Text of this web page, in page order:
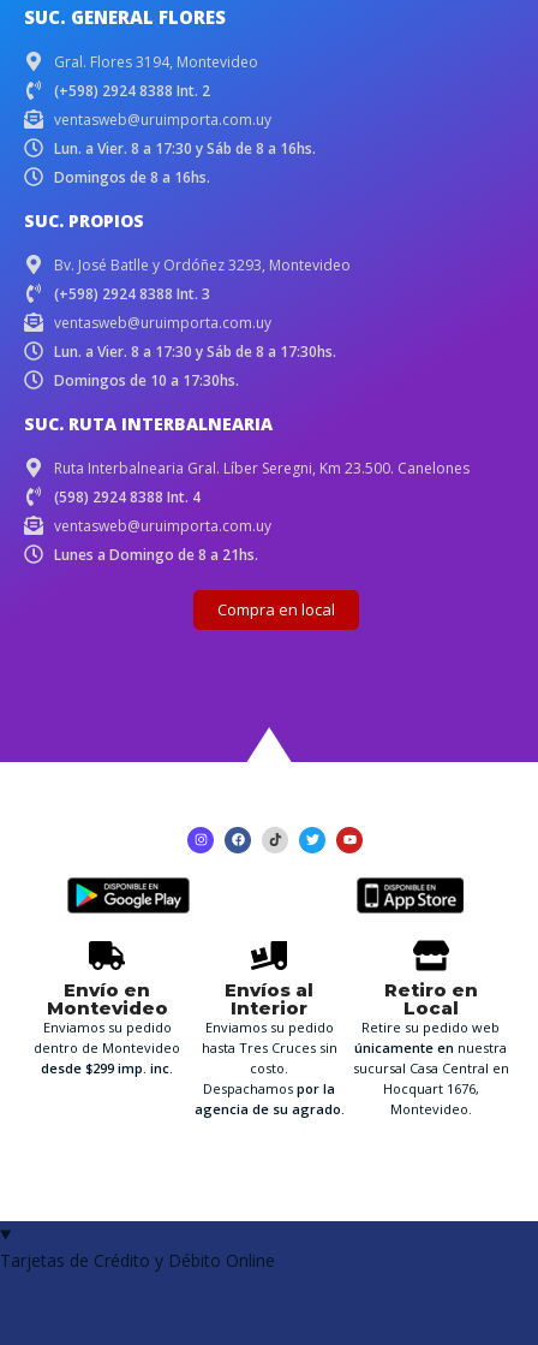
SUC. GENERAL FLORES
Gral. Flores 3194, Montevideo
(+598) 2924 8388 Int. 2
ventasweb@uruimporta.com.uy
Lun. a Vier. 8 a 17:30 y Sáb de 8 a 16hs.
Domingos de 8 a 16hs.
SUC. PROPIOS
Bv. José Batlle y Ordóñez 3293, Montevideo
(+598) 2924 8388 Int. 3
ventasweb@uruimporta.com.uy
Lun. a Vier. 8 a 17:30 y Sáb de 8 a 17:30hs.
Domingos de 10 a 17:30hs.
SUC. RUTA INTERBALNEARIA
Ruta Interbalnearia Gral. Líber Seregni, Km 23.500. Canelones
(598) 2924 8388 Int. 4
ventasweb@uruimporta.com.uy
Lunes a Domingo de 8 a 21hs.
Compra en local
Envío en
Montevideo
Enviamos su pedido
dentro de Montevideo
desde $299 imp. inc.
Envíos al
Interior
Enviamos su pedido
hasta Tres Cruces sin
costo.
Despachamos por la
agencia de su agrado.
Retiro en
Local
Retire su pedido web
únicamente en nuestra
sucursal Casa Central en
Hocquart 1676,
Montevideo.
Tarjetas de Crédito y Débito Online